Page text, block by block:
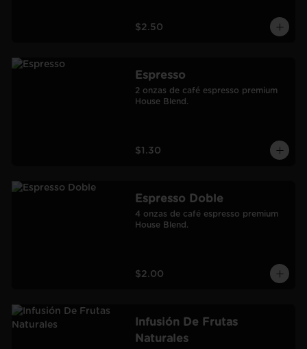
$2.50
Espresso
2 onzas de café espresso premium
House Blend.
$1.30
Espresso Doble
4 onzas de café espresso premium
House Blend.
$2.00
Infusión De Frutas
Naturales